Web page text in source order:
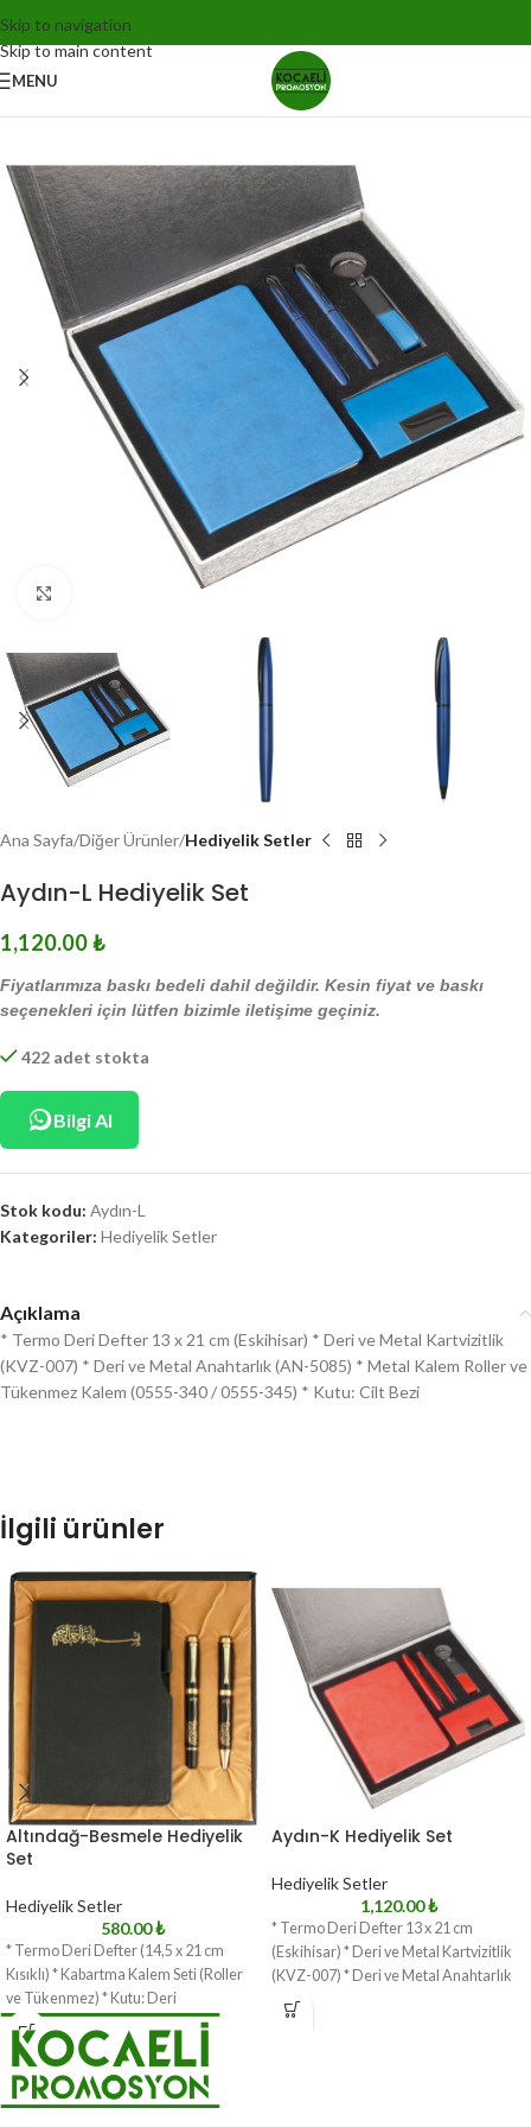
Skip to navigation
Skip to main content
MENU
Ana Sayfa Diğer Ürünler Hediyelik Setler
Aydın-L Hediyelik Set
1,120.00₺
Fiyatlarımıza baskı bedeli dahil değildir. Kesin fiyat ve baskı
seçenekleri için lütfen bizimle iletişime geçiniz.
422 adet stokta
Bilgi Al
Stok kodu: Aydın-L
Kategoriler: Hediyelik Setler
Açıklama
* Termo Deri Defter 13 x 21 cm (Eskihisar) * Deri ve Metal Kartvizitlik
(KVZ-007) * Deri ve Metal Anahtarlık (AN-5085) * Metal Kalem Roller ve
Tükenmez Kalem (0555-340 / 0555-345) * Kutu: Cilt Bezi
İlgili ürünler
Altındağ-Besmele Hediyelik
Set
Hediyelik Setler
580.00₺
* Termo Deri Defter (14,5 x 21 cm
Kısıklı) * Kabartma Kalem Seti (Roller
ve Tükenmez) * Kutu: Deri
Aydın-K Hediyelik Set
Hediyelik Setler
1,120.00₺
* Termo Deri Defter 13 x 21 cm
(Eskihisar) * Deri ve Metal Kartvizitlik
(KVZ-007) * Deri ve Metal Anahtarlık